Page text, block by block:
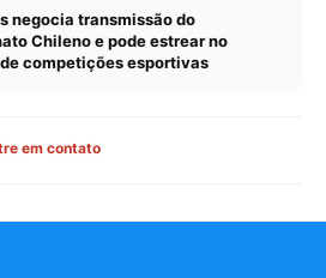
negocia transmissão do
Chileno e pode estrear no
competições esportivas
em contato